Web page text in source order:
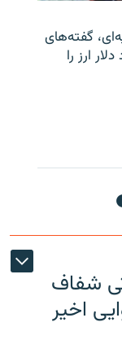
گفته‌های
گم شدن ۹ میلیارد دلار ارز را
شفاف
اخیر